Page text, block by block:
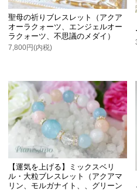
聖母の祈りブレスレット（アクア
オーラクォーツ、エンジェルオー
ラクォーツ、不思議のメダイ）
7,800円(内税)
【運気を上げる】ミックスベリ
ル・大粒ブレスレット（アクアマ
リン、モルガナイト、、グリーン